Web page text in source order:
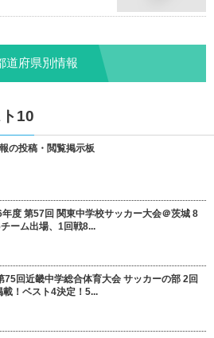
道府県別情報
10
の投稿・閲覧掲示板
度 第57回 関東中学校サッカー大会＠茨城 8
ーム出場、1回戦8...
75回近畿中学総合体育大会 サッカーの部 2回
載！ベスト4決定！5...